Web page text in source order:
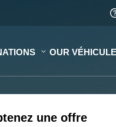
OUR
une offre